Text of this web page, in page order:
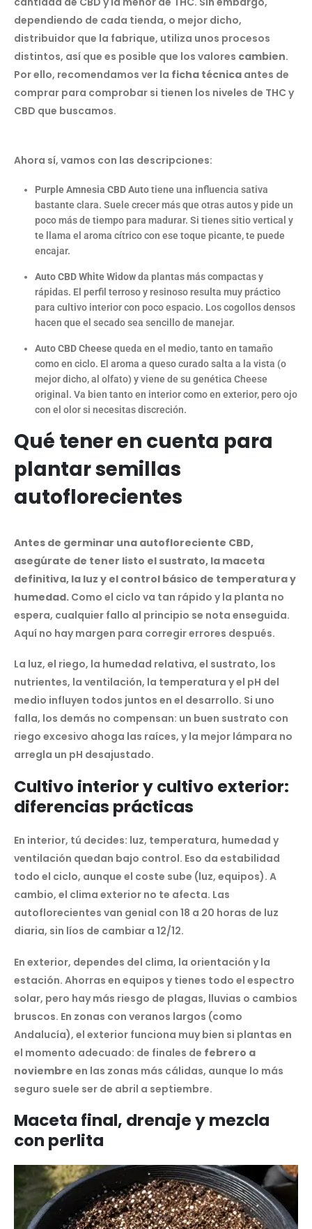
dependiendo de cada tienda, o mejor dicho,
distribuidor que la fabrique, utiliza unos procesos
distintos, así que es posible que los valores cambien.
Por ello, recomendamos ver la ficha técnica antes de
comprar para comprobar si tienen los niveles de THC y
CBD que buscamos.
Ahora sí, vamos con las descripciones:
Purple Amnesia CBD Autotiene una influencia sativa
bastante clara. Suele crecer más que otras autos y pide un
poco más de tiempo para madurar. Si tienes sitio vertical y
te llama el aroma cítrico con ese toque picante, te puede
encajar.
Auto CBD White Widowda plantas más compactas y
rápidas. El perfil terroso y resinoso resulta muy práctico
para cultivo interior con poco espacio. Los cogollos densos
hacen que el secado sea sencillo de manejar.
Auto CBD Cheesequeda en el medio, tanto en tamaño
como en ciclo. El aroma a queso curado salta a la vista (o
mejor dicho, al olfato) y viene de su genética Cheese
original. Va bien tanto en interior como en exterior, pero ojo
con el olor si necesitas discreción.
Qué tener en cuenta para
plantar semillas
autoflorecientes
Antes de germinar una autofloreciente CBD,
asegúrate de tener listo el sustrato, la maceta
definitiva, la luz y el control básico de temperatura y
humedad. Como el ciclo va tan rápido y la planta no
espera, cualquier fallo al principio se nota enseguida.
Aquí no hay margen para corregir errores después.
La luz, el riego, la humedad relativa, el sustrato, los
nutrientes, la ventilación, la temperatura y el pH del
medio influyen todos juntos en el desarrollo. Si uno
falla, los demás no compensan: un buen sustrato con
riego excesivo ahoga las raíces, y la mejor lámpara no
arregla un pH desajustado.
Cultivo interior y cultivo exterior:
diferencias prácticas
En interior, tú decides: luz, temperatura, humedad y
ventilación quedan bajo control. Eso da estabilidad
todo el ciclo, aunque el coste sube (luz, equipos). A
cambio, el clima exterior no te afecta. Las
autoflorecientes van genial con 18 a 20 horas de luz
diaria, sin líos de cambiar a 12/12.
En exterior, dependes del clima, la orientación y la
estación. Ahorras en equipos y tienes todo el espectro
solar, pero hay más riesgo de plagas, lluvias o cambios
bruscos. En zonas con veranos largos (como
Andalucía), el exterior funciona muy bien si plantas en
el momento adecuado: de finales de febrero a
noviembre en las zonas más cálidas, aunque lo más
seguro suele ser de abril a septiembre.
Maceta final, drenaje y mezcla
con perlita